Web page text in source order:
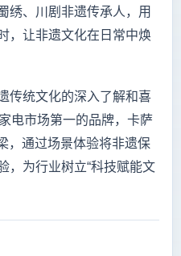
绣、川剧非遗传承人，用
，让非遗文化在日常中焕
传统文化的深入了解和喜
电市场第一的品牌，卡萨
，通过场景体验将非遗保
，为行业树立“科技赋能文